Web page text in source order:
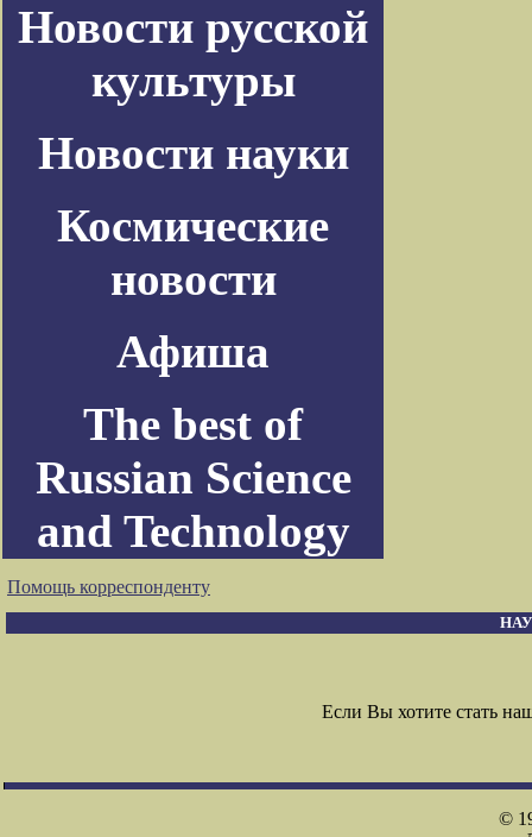
Новости русской
культуры
Новости науки
Космические
новости
Афиша
The best of
Russian Science
and Technology
Помощь корреспонденту
Если Вы хотите стать
©